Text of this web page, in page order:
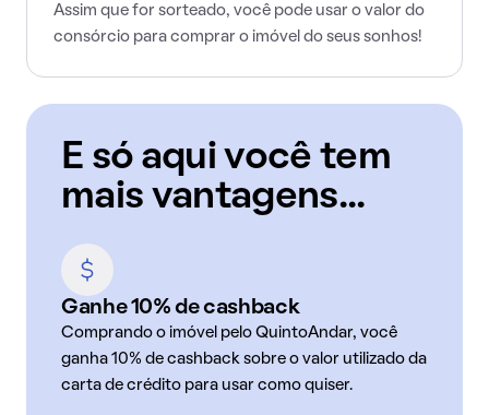
Assim que for sorteado, você pode usar o valor do
consórcio para comprar o imóvel do seus sonhos!
E só aqui você tem
mais vantagens...
Ganhe 10% de cashback
Comprando o imóvel pelo QuintoAndar, você
ganha 10% de cashback sobre o valor utilizado da
carta de crédito para usar como quiser.